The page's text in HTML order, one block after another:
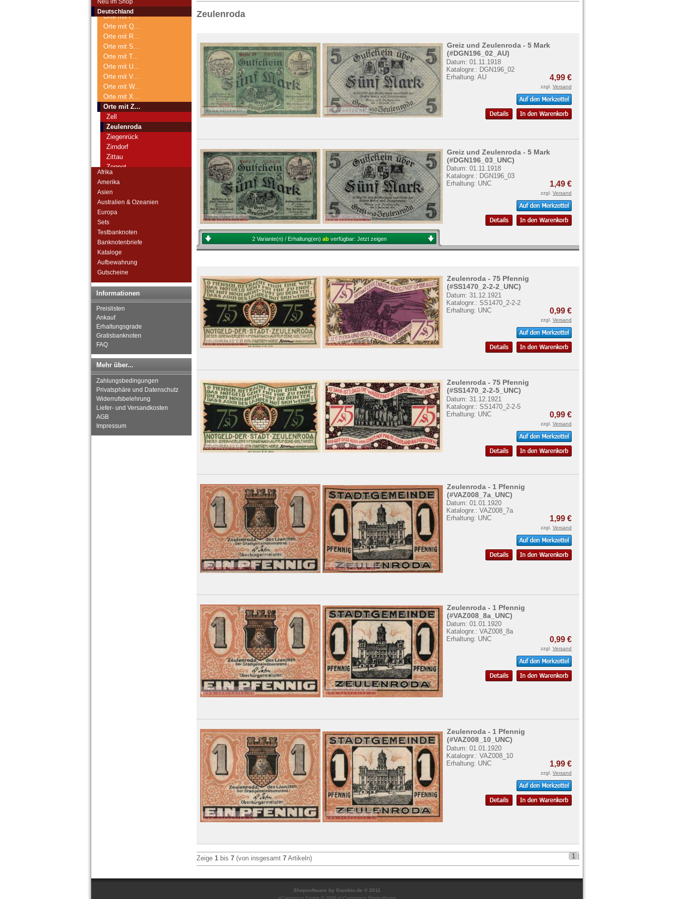
Siehier.
Deutschland
Orte mit O...
Orte mit P...
Orte mit Q...
Orte mit R...
Orte mit S...
Orte mit T...
Orte mit U...
Orte mit V...
Orte mit W...
Orte mit X...
Orte mit Z...
Zell
Zeulenroda
Ziegenrück
Zirndorf
Zittau
Zoppot
Zwenkau
Afrika
Amerika
Asien
Australien & Ozeanien
Europa
Sets
Testbanknoten
Banknotenbriefe
Kataloge
Aufbewahrung
Gutscheine
Informationen
Preislisten
Ankauf
Erhaltungsgrade
Gratisbanknoten
FAQ
Mehr über...
Zahlungsbedingungen
Privatsphäre und Datenschutz
Widerrufsbelehrung
Liefer- und Versandkosten
AGB
Impressum
Zeulenroda
Greiz und Zeulenroda - 5 Mark
(#DGN196_02_AU)
Datum: 01.11.1918
Katalognr.: DGN196_02
Erhaltung: AU
4,99 €
zzgl. Versand
Greiz und Zeulenroda - 5 Mark
(#DGN196_03_UNC)
Datum: 01.11.1918
Katalognr.: DGN196_03
Erhaltung: UNC
1,49 €
zzgl. Versand
2 Variante(n) / Erhaltung(en) ab verfügbar: Jetzt zeigen
Zeulenroda - 75 Pfennig
(#SS1470_2-2-2_UNC)
Datum: 31.12.1921
Katalognr.: SS1470_2-2-2
Erhaltung: UNC
0,99 €
zzgl. Versand
Zeulenroda - 75 Pfennig
(#SS1470_2-2-5_UNC)
Datum: 31.12.1921
Katalognr.: SS1470_2-2-5
Erhaltung: UNC
0,99 €
zzgl. Versand
Zeulenroda - 1 Pfennig
(#VAZ008_7a_UNC)
Datum: 01.01.1920
Katalognr.: VAZ008_7a
Erhaltung: UNC
1,99 €
zzgl. Versand
Zeulenroda - 1 Pfennig
(#VAZ008_8a_UNC)
Datum: 01.01.1920
Katalognr.: VAZ008_8a
Erhaltung: UNC
0,99 €
zzgl. Versand
Zeulenroda - 1 Pfennig
(#VAZ008_10_UNC)
Datum: 01.01.1920
Katalognr.: VAZ008_10
Erhaltung: UNC
1,99 €
zzgl. Versand
Zeige 1 bis 7 (von insgesamt 7 Artikeln) 1
Shopsoftware by Gambio.de © 2011